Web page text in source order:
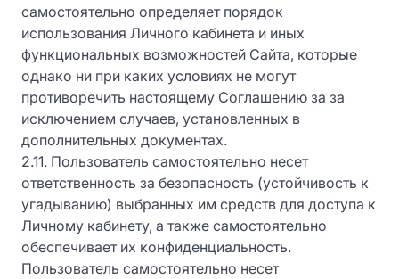
самостоятельно определяет порядок
использования Личного кабинета и иных
функциональных возможностей Сайта, которые
однако ни при каких условиях не могут
противоречить настоящему Соглашению за за
исключением случаев, установленных в
дополнительных документах.
2.11. Пользователь самостоятельно несет
ответственность за безопасность (устойчивость к
угадыванию) выбранных им средств для доступа к
Личному кабинету, а также самостоятельно
обеспечивает их конфиденциальность.
Пользователь самостоятельно несет